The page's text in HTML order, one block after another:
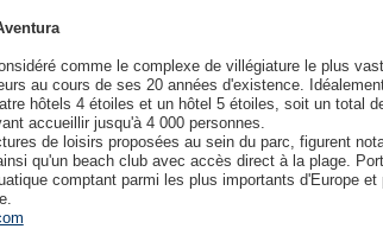
comme le complexe de villégiature le plus
au cours de ses 20 années d'existence.
hôtels 4 étoiles et un hôtel 5 étoiles, soit un total
accueillir jusqu'à 4 000 personnes.
de loisirs proposées au sein du parc, figurent
qu'un beach club avec accès direct à la plage.
comptant parmi les plus importants d'Europe